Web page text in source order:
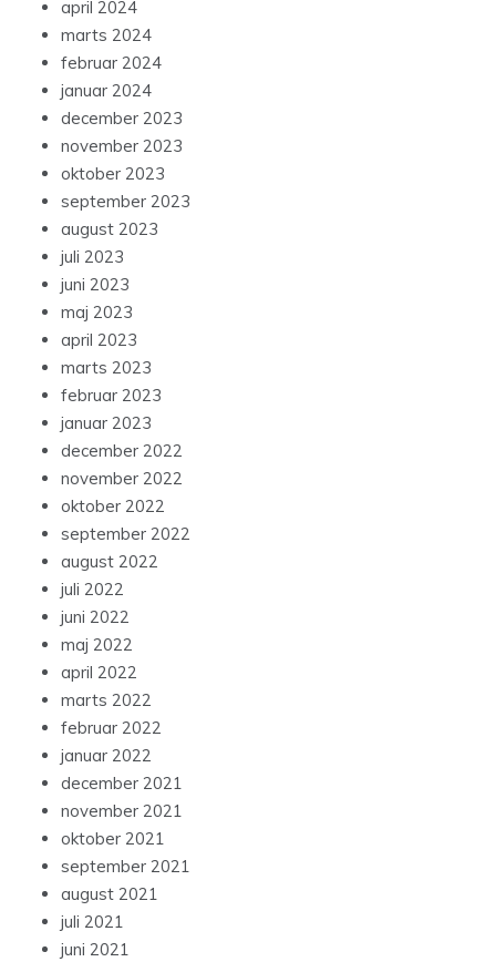
april 2024
marts 2024
februar 2024
januar 2024
december 2023
november 2023
oktober 2023
september 2023
august 2023
juli 2023
juni 2023
maj 2023
april 2023
marts 2023
februar 2023
januar 2023
december 2022
november 2022
oktober 2022
september 2022
august 2022
juli 2022
juni 2022
maj 2022
april 2022
marts 2022
februar 2022
januar 2022
december 2021
november 2021
oktober 2021
september 2021
august 2021
juli 2021
juni 2021